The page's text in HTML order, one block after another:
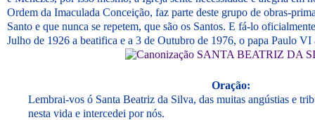
Ordem da Imaculada Conceição, faz parte deste grupo de obras-
Santo e que nunca se repetem, que são os Santos. E fá-lo
Julho de 1926 a beatifica e a 3 de Outubro de 1976, o papa Paulo VI
SANTA BEATRIZ DA
Oração:
Lembrai-vos ó Santa Beatriz da Silva, das muitas angústias e
nesta vida e intercedei por nós.